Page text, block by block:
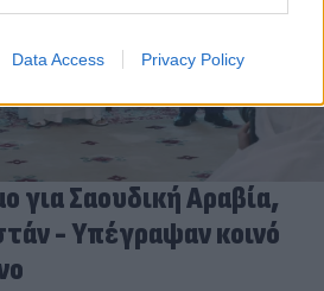
Data Access Privacy Policy
για Σαουδική Αραβία,
- Υπέγραψαν κοινό